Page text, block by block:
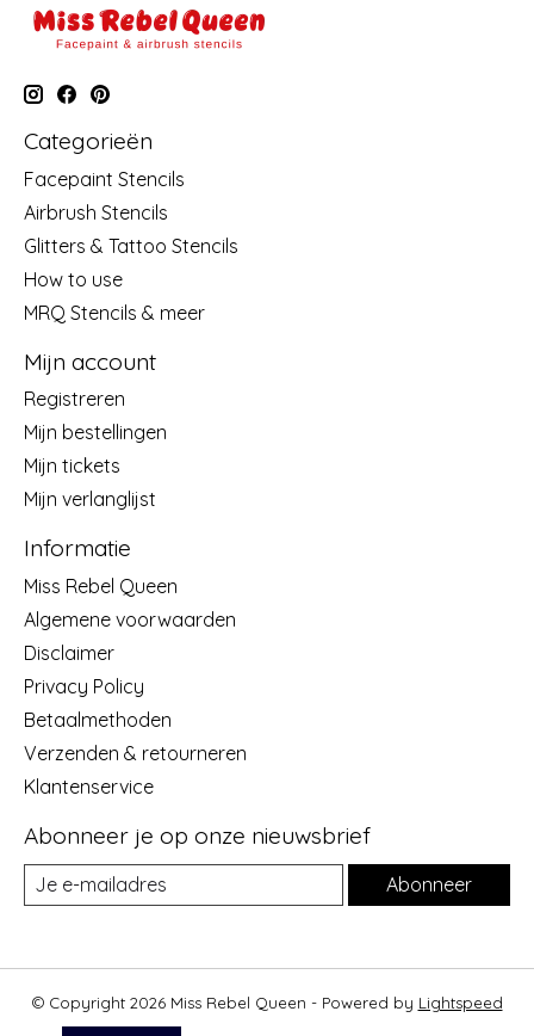
Categorieën
Facepaint Stencils
Airbrush Stencils
Glitters & Tattoo Stencils
How to use
MRQ Stencils & meer
Mijn account
Registreren
Mijn bestellingen
Mijn tickets
Mijn verlanglijst
Informatie
Miss Rebel Queen
Algemene voorwaarden
Disclaimer
Privacy Policy
Betaalmethoden
Verzenden & retourneren
Klantenservice
Abonneer je op onze nieuwsbrief
Abonneer
© Copyright 2026 Miss Rebel Queen - Powered by Lightspeed